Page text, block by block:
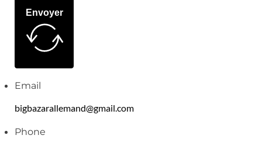
Envoyer
Email
bigbazarallemand@gmail.com
Phone